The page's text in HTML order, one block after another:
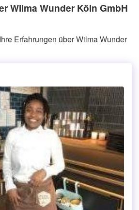
Wilma Wunder Köln GmbH
Erfahrungen über Wilma Wunder